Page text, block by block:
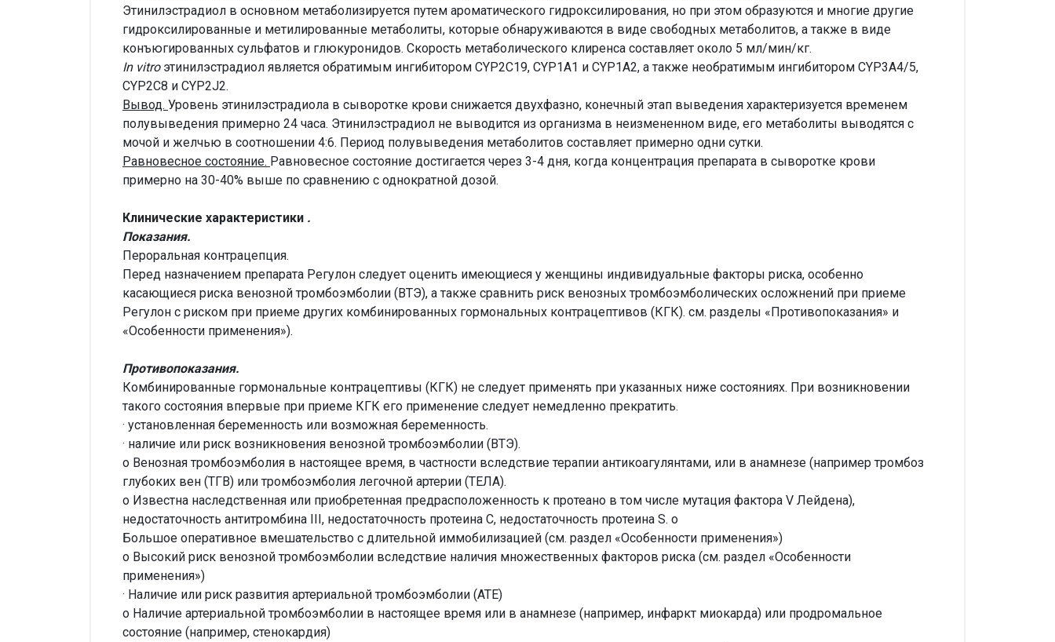
Этинилэстрадиол в основном метаболизируется путем ароматического гидроксилирования, но при этом образуются и многие другие
гидроксилированные и метилированные метаболиты, которые обнаруживаются в виде свободных метаболитов, а также в виде
конъюгированных сульфатов и глюкуронидов. Скорость метаболического клиренса составляет около 5 мл/мин/кг.
In vitroэтинилэстрадиол является обратимым ингибитором CYP2C19, CYP1A1 и CYP1A2, а также необратимым ингибитором CYP3A4/5,
CYP2C8 и CYP2J2.
Вывод. Уровень этинилэстрадиола в сыворотке крови снижается двухфазно, конечный этап выведения характеризуется временем
полувыведения примерно 24 часа. Этинилэстрадиол не выводится из организма в неизмененном виде, его метаболиты выводятся с
мочой и желчью в соотношении 4:6. Период полувыведения метаболитов составляет примерно одни сутки.
Равновесное состояние. Равновесное состояние достигается через 3-4 дня, когда концентрация препарата в сыворотке крови
примерно на 30-40% выше по сравнению с однократной дозой.
Клинические характеристики .
Показания.
Пероральная контрацепция.
Перед назначением препарата Регулон следует оценить имеющиеся у женщины индивидуальные факторы риска, особенно
касающиеся риска венозной тромбоэмболии (ВТЭ), а также сравнить риск венозных тромбоэмболических осложнений при приеме
Регулон с риском при приеме других комбинированных гормональных контрацептивов (КГК). см. разделы «Противопоказания» и
«Особенности применения»).
Противопоказания.
Комбинированные гормональные контрацептивы (КГК) не следует применять при указанных ниже состояниях. При возникновении
такого состояния впервые при приеме КГК его применение следует немедленно прекратить.
· установленная беременность или возможная беременность.
· наличие или риск возникновения венозной тромбоэмболии (ВТЭ).
o Венозная тромбоэмболия в настоящее время, в частности вследствие терапии антикоагулянтами, или в анамнезе (например тромбоз
глубоких вен (ТГВ) или тромбоэмболия легочной артерии (ТЕЛА).
o Известна наследственная или приобретенная предрасположенность к протеано в том числе мутация фактора V Лейдена),
недостаточность антитромбина III, недостаточность протеина С, недостаточность протеина S. o
Большое оперативное вмешательство с длительной иммобилизацией (см. раздел «Особенности применения»)
o Высокий риск венозной тромбоэмболии вследствие наличия множественных факторов риска (см. раздел «Особенности
применения»)
· Наличие или риск развития артериальной тромбоэмболии (АТЕ)
o Наличие артериальной тромбоэмболии в настоящее время или в анамнезе (например, инфаркт миокарда) или продромальное
состояние (например, стенокардия)